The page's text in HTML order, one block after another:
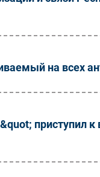
на всех
приступил